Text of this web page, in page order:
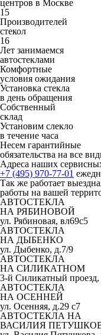
центров в Москве
15
Производителей
стекол
16
Лет занимаемся
автостеклами
Комфортные
условия ожидания
Установка стекла
в день обращения
Собственный
склад
Установим слекло
в течение часа
Несем гарантийные
обязательства на все
Адреса наших
+7 (495) 970-77-01
Так же работает
работы на вашей
АВТОСТЕКЛА
НА РЯБИНОВОЙ
ул. Рябиновая, вл69с5
АВТОСТЕКЛА
НА ДЫБЕНКО
ул. Дыбенко, д.7/9
АВТОСТЕКЛА
НА СИЛИКАТНОМ
3-й Силикатный проезд,
АВТОСТЕКЛА
НА ОСЕННЕЙ
ул. Осенняя, д.29 с7
АВТОСТЕКЛА НА
ВАСИЛИЯ